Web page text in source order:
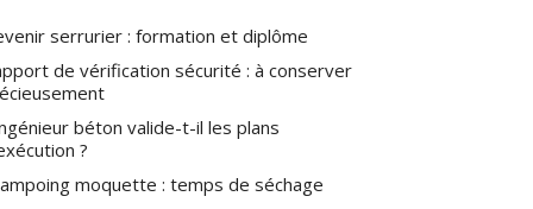
serrurier : formation et diplôme
de vérification sécurité : à conserver
béton valide-t-il les plans
?
moquette : temps de séchage